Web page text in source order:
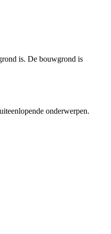
is. De bouwgrond is
onderwerpen.